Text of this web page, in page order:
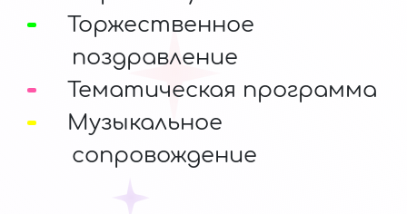
Торжественное
поздравление
Тематическая программа
Музыкальное
сопровождение